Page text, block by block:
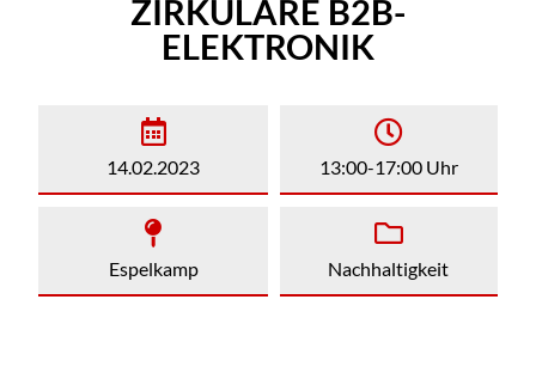
ZIRKULÄRE B2B-
ELEKTRONIK
14.02.2023 13:00-17:00 Uhr
Espelkamp Nachhaltigkeit